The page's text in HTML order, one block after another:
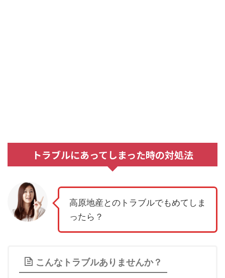
トラブルにあってしまった時の対処法
高原地産とのトラブルでもめてしま
ったら？
こんなトラブルありませんか？